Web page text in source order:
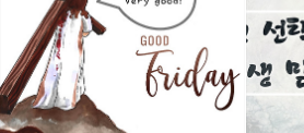
남가주온유한교회
세상을 향해 파송받은 선교적 공동체
구독하기
카카오톡 라인